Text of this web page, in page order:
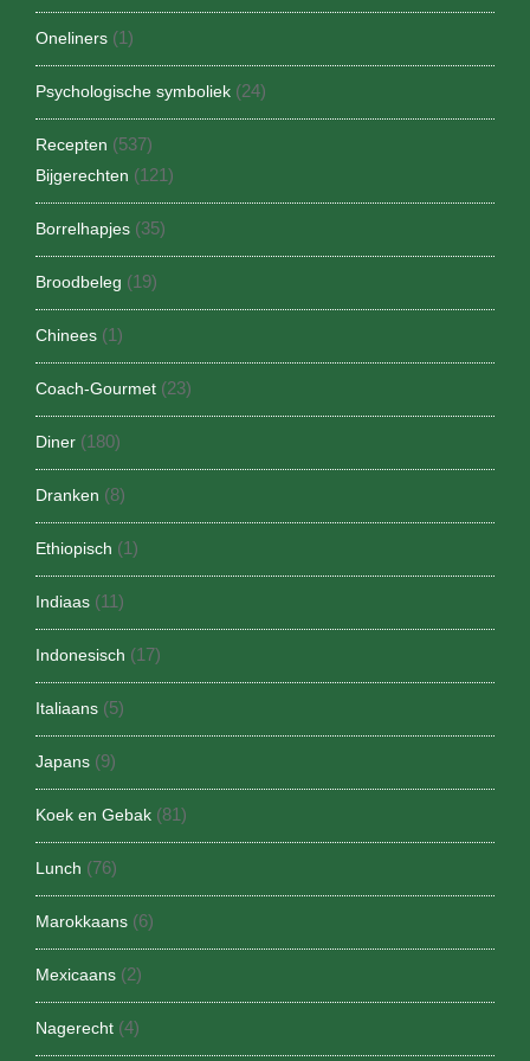
Oneliners (1)
Psychologische symboliek (24)
Recepten (537)
Bijgerechten (121)
Borrelhapjes (35)
Broodbeleg (19)
Chinees (1)
Coach-Gourmet (23)
Diner (180)
Dranken (8)
Ethiopisch (1)
Indiaas (11)
Indonesisch (17)
Italiaans (5)
Japans (9)
Koek en Gebak (81)
Lunch (76)
Marokkaans (6)
Mexicaans (2)
Nagerecht (4)